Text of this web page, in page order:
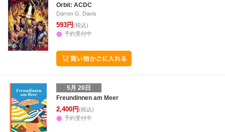
Orbit: ACDC
Darren G. Davis
593円(税込)
予約受付中
5月 20日
Freundinnen am Meer
2,400円(税込)
予約受付中